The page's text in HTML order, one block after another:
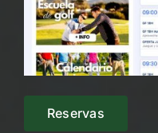
Reservas